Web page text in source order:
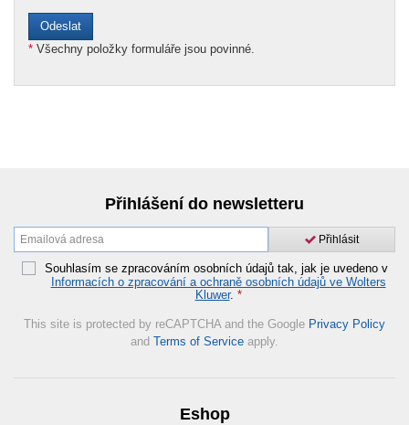
* Všechny položky formuláře jsou povinné.
Přihlášení do newsletteru
Přihlásit
Souhlasím se zpracováním osobních údajů tak, jak je uvedeno v
Informacích o zpracování a ochraně osobních údajů ve Wolters
Kluwer. *
This site is protected by reCAPTCHA and the Google Privacy Policy
and Terms of Service apply.
Eshop